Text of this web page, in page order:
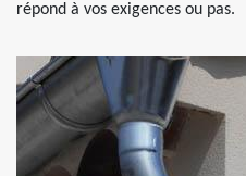
répond à vos exigences ou pas.